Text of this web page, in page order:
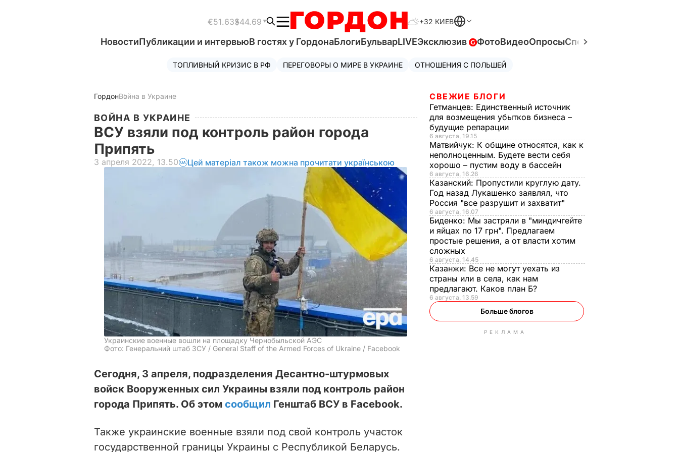
€51.63$44.69 +32 КИЕВ
НовостиПубликации и интервьюВ гостях у ГордонаБлогиБульварLIVEЭксклюзив ФотоВидеоОпросыСпецпроекты
ТОПЛИВНЫЙ КРИЗИС В РФ ПЕРЕГОВОРЫ О МИРЕ В УКРАИНЕ ОТНОШЕНИЯ С ПОЛЬШЕЙ
ГордонВойна в Украине
ВОЙНА В УКРАИНЕ
ВСУ взяли под контроль район города
Припять
3 апреля 2022, 13.50 Цей матеріал також можна прочитати українською
Украинские военные вошли на площадку Чернобыльской АЭС
Фото: Генеральний штаб ЗСУ / General Staff of the Armed Forces of Ukraine / Facebook
Сегодня, 3 апреля, подразделения Десантно-штурмовых
войск Вооруженных сил Украины взяли под контроль район
города Припять. Об этом сообщил Генштаб ВСУ в Facebook.
Также украинские военные взяли под свой контроль участок
государственной границы Украины с Республикой Беларусь.
СВЕЖИЕ БЛОГИ
Гетманцев: Единственный источник
для возмещения убытков бизнеса –
будущие репарации
6 августа, 19.15
Матвийчук: К общине относятся, как к
неполноценным. Будете вести себя
хорошо – пустим воду в бассейн
6 августа, 16.26
Казанский: Пропустили круглую дату.
Год назад Лукашенко заявлял, что
Россия "все разрушит и захватит"
6 августа, 16.07
Биденко: Мы застряли в "миндичгейте
и яйцах по 17 грн". Предлагаем
простые решения, а от власти хотим
сложных
6 августа, 14.45
Казанжи: Все не могут уехать из
страны или в села, как нам
предлагают. Каков план Б?
6 августа, 13.59
Больше блогов
РЕКЛАМА